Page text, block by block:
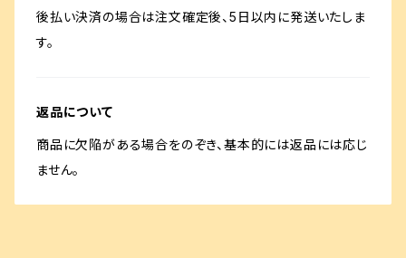
後払い決済の場合は注文確定後、5日以内に発送いたしま
す。
返品について
商品に欠陥がある場合をのぞき、基本的には返品には応じ
ません。